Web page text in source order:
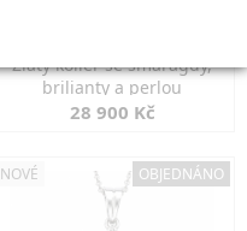
Zlatý kolier se smaragdy,
brilianty a perlou
28 900 Kč
NOVÉ OBJEDNÁNO